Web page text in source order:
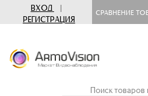
ВХОД
|
РЕГИСТРАЦИЯ
СРАВНЕНИЕ
Поиск товаров